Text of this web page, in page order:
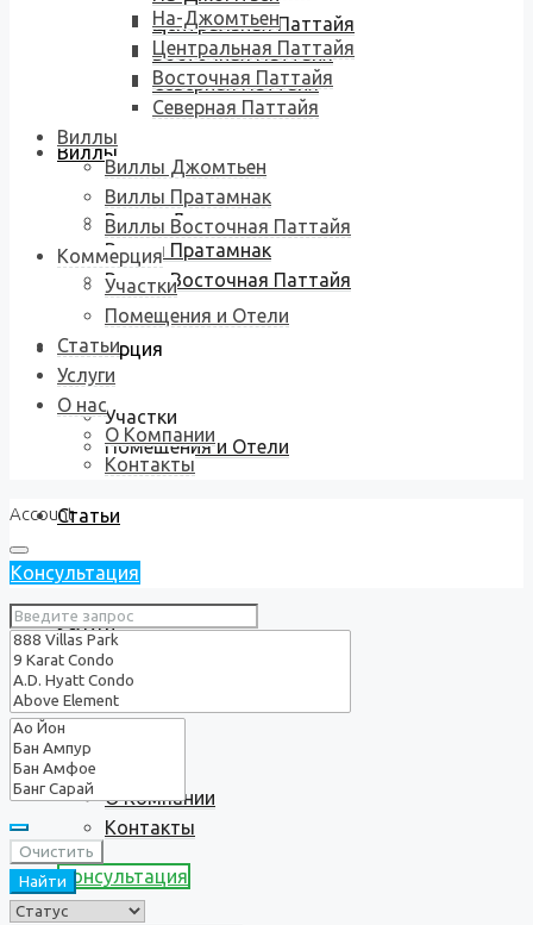
Центральная Паттайя
Восточная Паттайя
Северная Паттайя
Виллы
Виллы Джомтьен
Виллы Пратамнак
Виллы Восточная Паттайя
Коммерция
Участки
Помещения и Отели
Статьи
Услуги
О нас
О Компании
Контакты
Консультация
На-Джомтьен
Центральная Паттайя
Восточная Паттайя
Северная Паттайя
Виллы
Виллы Джомтьен
Виллы Пратамнак
Виллы Восточная Паттайя
Коммерция
Участки
Помещения и Отели
Статьи
Услуги
О нас
О Компании
Контакты
Account
Консультация
Очистить
Найти